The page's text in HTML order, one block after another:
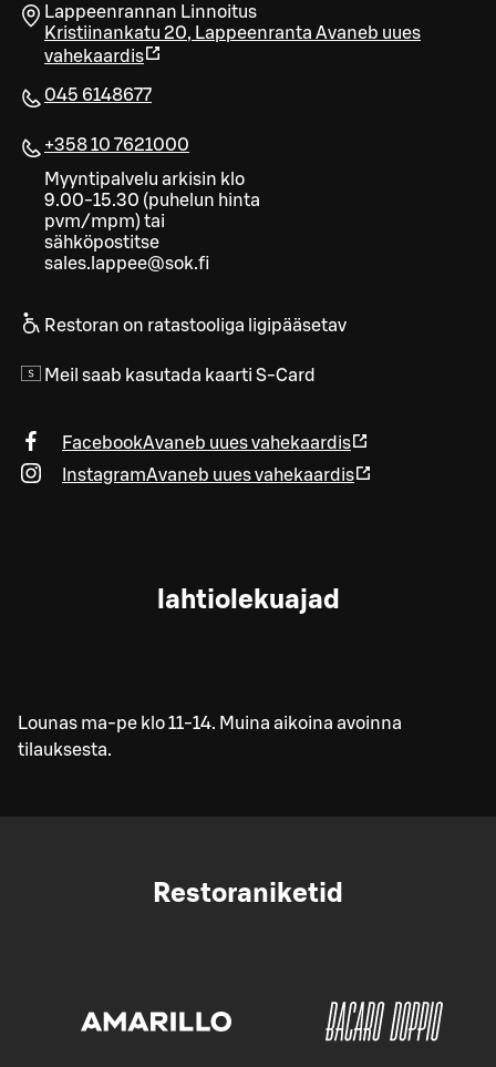
Lappeenrannan Linnoitus
Kristiinankatu 20, Lappeenranta Avaneb uues
vahekaardis
045 6148677
+358 10 7621000
Myyntipalvelu arkisin klo
9.00-15.30 (puhelun hinta
pvm/mpm) tai
sähköpostitse
sales.lappee@sok.fi
Restoran on ratastooliga ligipääsetav
Meil saab kasutada kaarti S-Card
FacebookAvaneb uues vahekaardis
InstagramAvaneb uues vahekaardis
lahtiolekuajad
Lounas ma-pe klo 11-14. Muina aikoina avoinna
tilauksesta.
Restoraniketid